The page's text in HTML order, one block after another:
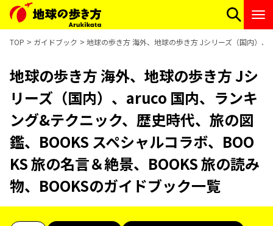
TOP ガイドブック 地球の歩き方 海外、地球の歩き方 Jシリーズ（国内）
地球の歩き方 海外、地球の歩き方 Jシ
リーズ（国内）、aruco 国内、ランキ
ング&テクニック、歴史時代、旅の図
鑑、BOOKS スペシャルコラボ、BOO
KS 旅の名言＆絶景、BOOKS 旅の読み
物、BOOKSのガイドブック一覧